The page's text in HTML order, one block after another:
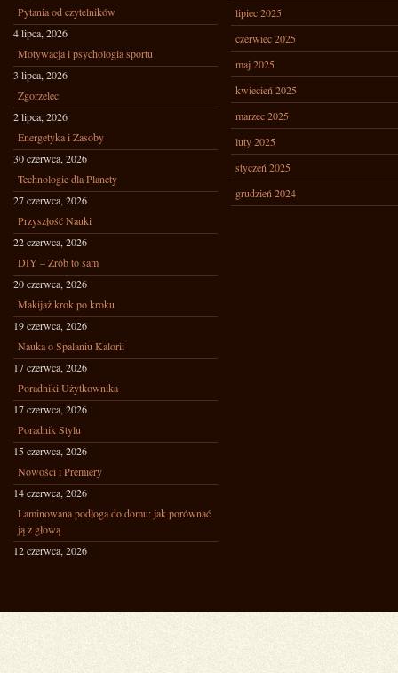
Pytania od czytelników
4 lipca, 2026
Motywacja i psychologia sportu
3 lipca, 2026
Zgorzelec
2 lipca, 2026
Energetyka i Zasoby
30 czerwca, 2026
Technologie dla Planety
27 czerwca, 2026
Przyszłość Nauki
22 czerwca, 2026
DIY – Zrób to sam
20 czerwca, 2026
Makijaż krok po kroku
19 czerwca, 2026
Nauka o Spalaniu Kalorii
17 czerwca, 2026
Poradniki Użytkownika
17 czerwca, 2026
Poradnik Stylu
15 czerwca, 2026
Nowości i Premiery
14 czerwca, 2026
Laminowana podłoga do domu: jak porównać
ją z głową
12 czerwca, 2026
lipiec 2025
czerwiec 2025
maj 2025
kwiecień 2025
marzec 2025
luty 2025
styczeń 2025
grudzień 2024